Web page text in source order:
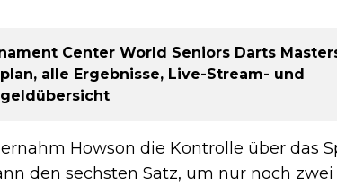
Center World Seniors Darts
alle Ergebnisse, Live-Stream- und
Howson die Kontrolle über das
den sechsten Satz, um nur noch